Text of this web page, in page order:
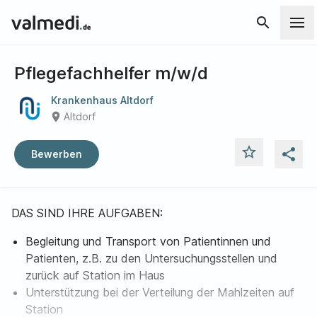
search
Pflegefachhelfer m/w/d
Krankenhaus Altdorf
place Altdorf
Bewerben star_outline share
DAS SIND IHRE AUFGABEN:
Begleitung und Transport von Patientinnen und
Patienten, z.B. zu den Untersuchungsstellen und
zurück auf Station im Haus
Unterstützung bei der Verteilung der Mahlzeiten auf
Station